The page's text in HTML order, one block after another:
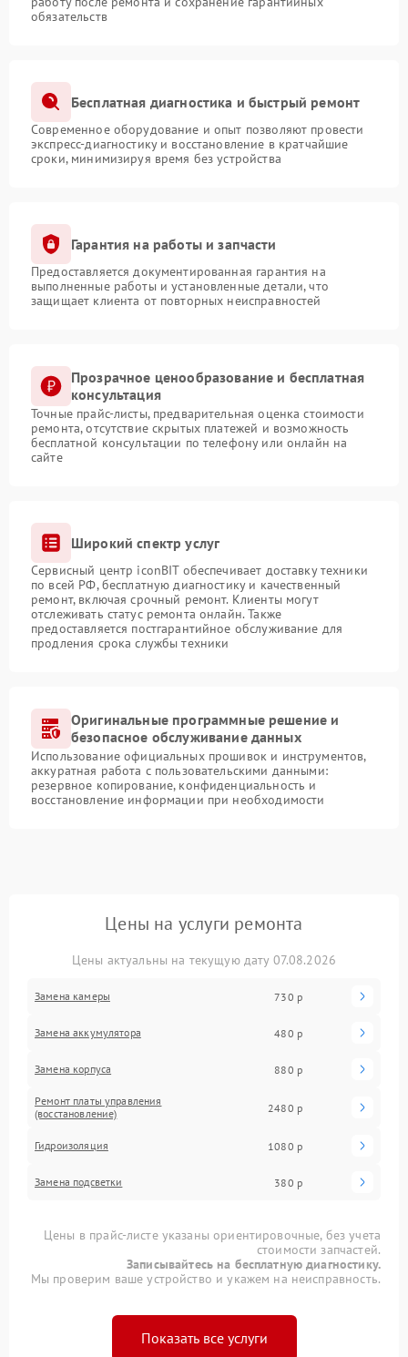
обязательств
Бесплатная диагностика и быстрый ремонт
Современное оборудование и опыт позволяют провести
экспресс-диагностику и восстановление в кратчайшие
сроки, минимизируя время без устройства
Гарантия на работы и запчасти
Предоставляется документированная гарантия на
выполненные работы и установленные детали, что
защищает клиента от повторных неисправностей
Прозрачное ценообразование и бесплатная
консультация
Точные прайс-листы, предварительная оценка стоимости
ремонта, отсутствие скрытых платежей и возможность
бесплатной консультации по телефону или онлайн на
сайте
Широкий спектр услуг
Сервисный центр iconBIT обеспечивает доставку техники
по всей РФ, бесплатную диагностику и качественный
ремонт, включая срочный ремонт. Клиенты могут
отслеживать статус ремонта онлайн. Также
предоставляется постгарантийное обслуживание для
продления срока службы техники
Оригинальные программные решение и
безопасное обслуживание данных
Использование официальных прошивок и инструментов,
аккуратная работа с пользовательскими данными:
резервное копирование, конфиденциальность и
восстановление информации при необходимости
Цены на услуги ремонта
Цены актуальны на текущую дату 07.08.2026
Замена камеры 730 р
Замена аккумулятора 480 р
Замена корпуса 880 р
Ремонт платы управления
(восстановление)
2480 р
Гидроизоляция 1080 р
Замена подсветки 380 р
Цены в прайс-листе указаны ориентировочные, без учета
стоимости запчастей.
Записывайтесь на бесплатную диагностику.
Мы проверим ваше устройство и укажем на неисправность.
Показать все услуги